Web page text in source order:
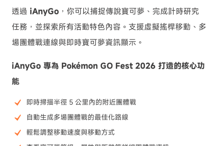
透過 iAnyGo ，你可以捕捉傳說寶可夢、完成計時研究
任務，並探索所有活動特色內容。支援虛擬搖桿移動、多
場團體戰連線與即時寶可夢資訊顯示。
iAnyGo 專為 Pokémon GO Fest 2026 打造的核心功
能
即時掃描半徑 5 公里內的附近團體戰
自動生成多場團體戰的最佳化路線
輕鬆調整移動速度與移動方式